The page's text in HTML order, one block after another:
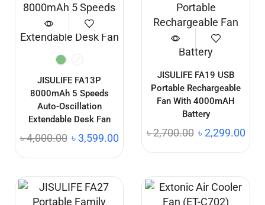
JISULIFE FA13P
8000mAh 5 Speeds
Auto-Oscillation
Extendable Desk Fan
৳4,000.00 ৳3,599.00
JISULIFE FA19 USB
Portable Rechargeable
Fan With 4000mAH
Battery
৳2,700.00 ৳2,299.00